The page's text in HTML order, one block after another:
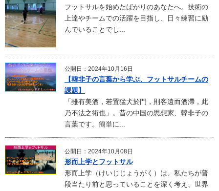
フットサルを始めたばかりのあなたへ。技術の
上達やチームでの活躍を目指し、日々練習に励
んでいることでし...
公開日：2024年10月16日
【韓非子の言葉から学ぶ、フットサルチームの
課題】
「雖有美酒，若置猛犬於門，則客遠而酒滯，此
乃不法之術也」。昔の中国の思想家、韓非子の
言葉です。簡単に...
公開日：2024年10月08日
形而上学とフットサル
形而上学（けいじじょうがく）は、私たちが普
段当たり前と思っていることを深く考え、世界